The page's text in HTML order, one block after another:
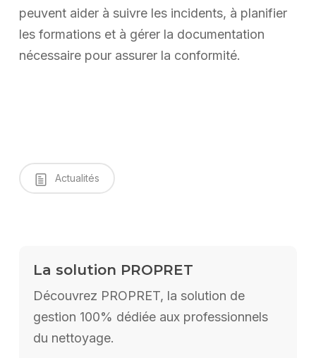
peuvent aider à suivre les incidents, à planifier
les formations et à gérer la documentation
nécessaire pour assurer la conformité.
Actualités
La solution PROPRET
Découvrez PROPRET, la solution de
gestion 100% dédiée aux professionnels
du nettoyage.